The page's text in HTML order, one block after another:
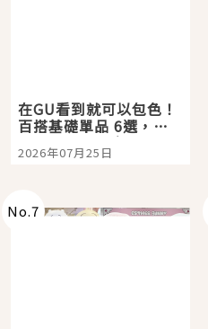
在GU看到就可以包色！
百搭基礎單品 6選，閉
眼全收也不心疼
2026年07月25日
No.7